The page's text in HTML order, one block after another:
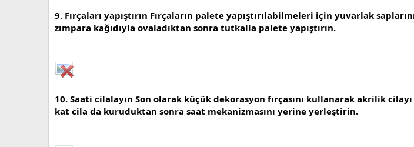
9. Fırçaları yapıştırın Fırçaların palete yapıştırılabilmeleri için yuvarlak
zımpara kağıdıyla ovaladıktan sonra tutkalla palete yapıştırın.
10. Saati cilalayın Son olarak küçük dekorasyon fırçasını kullanarak akrilik
kat cila da kuruduktan sonra saat mekanizmasını yerine yerleştirin.